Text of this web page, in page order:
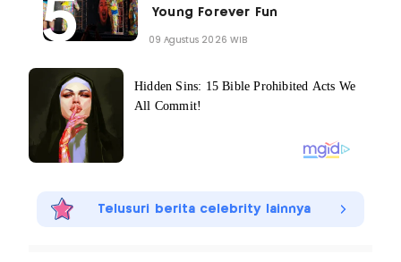
Young Forever Fun
09 Agustus 2026 WIB
Telusuri berita celebrity lainnya